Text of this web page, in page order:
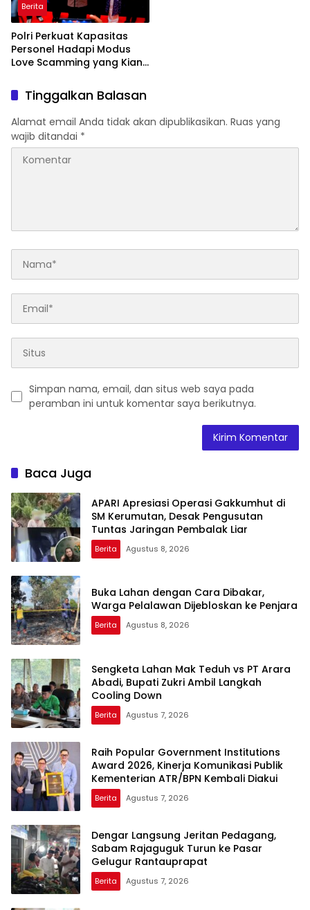
Berita
Polri Perkuat Kapasitas
Personel Hadapi Modus
Love Scamming yang Kian
Tinggalkan Balasan
Alamat email Anda tidak akan dipublikasikan. Ruas yang
wajib ditandai *
Simpan nama, email, dan situs web saya pada
peramban ini untuk komentar saya berikutnya.
Baca Juga
APARI Apresiasi Operasi Gakkumhut di
SM Kerumutan, Desak Pengusutan
Tuntas Jaringan Pembalak Liar
Berita Agustus 8, 2026
Buka Lahan dengan Cara Dibakar,
Warga Pelalawan Dijebloskan ke Penjara
Berita Agustus 8, 2026
Sengketa Lahan Mak Teduh vs PT Arara
Abadi, Bupati Zukri Ambil Langkah
Cooling Down
Berita Agustus 7, 2026
Raih Popular Government Institutions
Award 2026, Kinerja Komunikasi Publik
Kementerian ATR/BPN Kembali Diakui
Berita Agustus 7, 2026
Dengar Langsung Jeritan Pedagang,
Sabam Rajaguguk Turun ke Pasar
Gelugur Rantauprapat
Berita Agustus 7, 2026